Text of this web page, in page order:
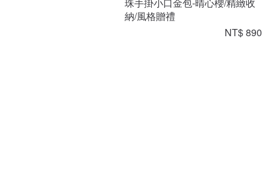
珠手掛小口金包-晴心櫻/精緻收
納/風格贈禮
NT$ 890